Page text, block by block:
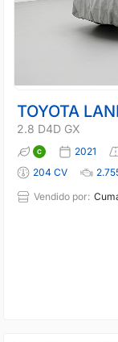
TOYOTA
2.8 D4D GX
2021
204 CV
Vendido por: